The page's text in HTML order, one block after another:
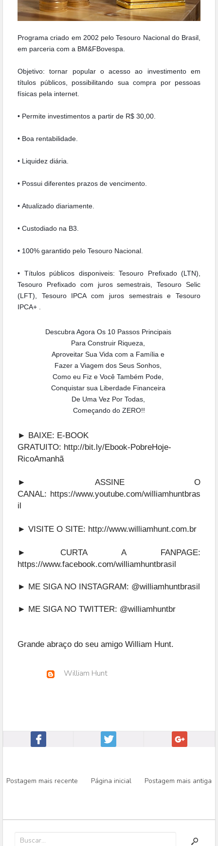
Programa criado em 2002 pelo Tesouro Nacional do Brasil,
em parceria com a BM&FBovespa.
Objetivo: tornar popular o acesso ao investimento em
títulos públicos, possibilitando sua compra por pessoas
físicas pela internet.
• Permite investimentos a partir de R$ 30,00.
• Boa rentabilidade.
• Liquidez diária.
• Possui diferentes prazos de vencimento.
• Atualizado diariamente.
• Custodiado na B3.
• 100% garantido pelo Tesouro Nacional.
• Títulos públicos disponiveis: Tesouro Prefixado (LTN),
Tesouro Prefixado com juros semestrais, Tesouro Selic
(LFT), Tesouro IPCA com juros semestrais e Tesouro
IPCA+ .
Descubra Agora Os 10 Passos Principais
Para Construir Riqueza,
Aproveitar Sua Vida com a Família e
Fazer a Viagem dos Seus Sonhos,
Como eu Fiz e Você Também Pode,
Conquistar sua Liberdade Financeira
De Uma Vez Por Todas,
Começando do ZERO!!
► BAIXE: E-BOOK
GRATUITO: http://bit.ly/Ebook-PobreHoje-
RicoAmanhã
► ASSINE O
CANAL: https://www.youtube.com/williamhuntbras
il
► VISITE O SITE: http://www.williamhunt.com.br
► CURTA A FANPAGE:
https://www.facebook.com/williamhuntbrasil
► ME SIGA NO INSTAGRAM: @williamhuntbrasil
► ME SIGA NO TWITTER: @williamhuntbr
Grande abraço do seu amigo William Hunt.
William Hunt
Postagem mais recente Página inicial Postagem mais antiga